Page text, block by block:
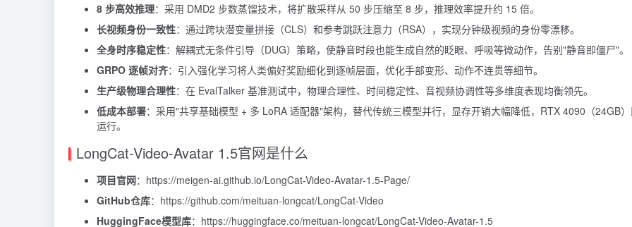
8 步高效推理：采用 DMD2 步数蒸馏技术，将扩散采样从 50 步压缩至 8 步，推理效率提升约 15 倍。
长视频身份一致性：通过跨块潜变量拼接（CLS）和参考跳跃注意力（RSA），实现分钟级视频的身份零漂移。
全身时序稳定性：解耦式无条件引导（DUG）策略，使静音时段也能生成自然的眨眼、呼吸等微动作，告别"静音即僵尸"。
GRPO 逐帧对齐：引入强化学习将人类偏好奖励细化到逐帧层面，优化手部变形、动作不连贯等细节。
生产级物理合理性：在 EvalTalker 基准测试中，物理合理性、时间稳定性、音视频协调性等多维度表现均衡领先。
低成本部署：采用"共享基础模型 + 多 LoRA 适配器"架构，替代传统三模型并行，显存开销大幅降低，RTX 4090（24GB
运行。
LongCat-Video-Avatar 1.5官网是什么
项目官网：https://meigen-ai.github.io/LongCat-Video-Avatar-1.5-Page/
GitHub仓库：https://github.com/meituan-longcat/LongCat-Video
HuggingFace模型库：https://huggingface.co/meituan-longcat/LongCat-Video-Avatar-1.5